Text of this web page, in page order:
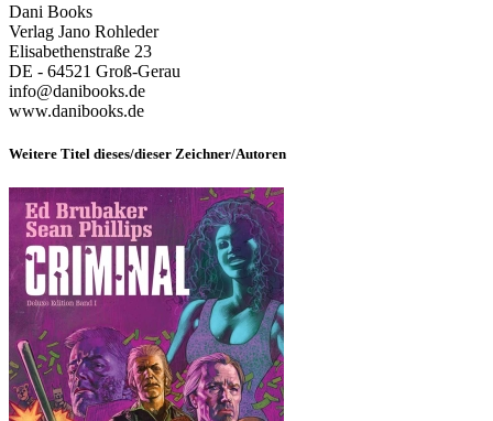
Dani Books
Verlag Jano Rohleder
Elisabethenstraße 23
DE - 64521 Groß-Gerau
info@danibooks.de
www.danibooks.de
Weitere Titel dieses/dieser Zeichner/Autoren